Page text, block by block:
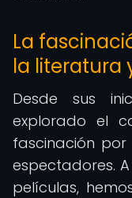
La
la literatura
Desde sus
explorado el
fascinación por
espectadores.
películas,